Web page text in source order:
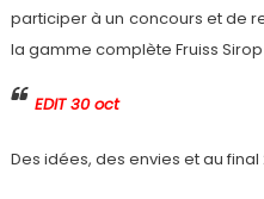
participer à un concours et de
la gamme complète Fruiss
EDIT 30 oct
Des idées, des envies et au